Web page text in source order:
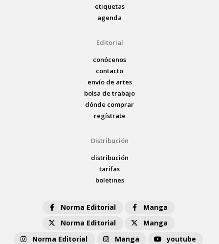
etiquetas
agenda
Editorial
conócenos
contacto
envío de artes
bolsa de trabajo
dónde comprar
regístrate
Distribución
distribución
tarifas
boletines
Norma Editorial
Manga
Norma Editorial
Manga
Norma Editorial
Manga youtube